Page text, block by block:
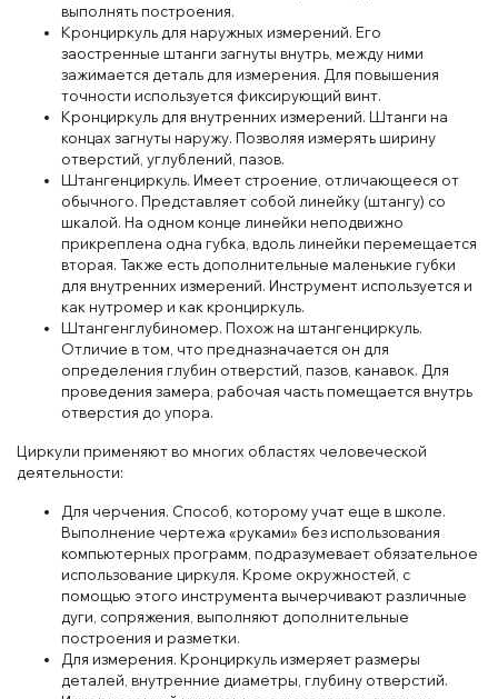
выполнять построения.
Кронциркуль для наружных измерений. Его
заостренные штанги загнуты внутрь, между ними
зажимается деталь для измерения. Для повышения
точности используется фиксирующий винт.
Кронциркуль для внутренних измерений. Штанги на
концах загнуты наружу. Позволяя измерять ширину
отверстий, углублений, пазов.
Штангенциркуль. Имеет строение, отличающееся от
обычного. Представляет собой линейку (штангу) со
шкалой. На одном конце линейки неподвижно
прикреплена одна губка, вдоль линейки перемещается
вторая. Также есть дополнительные маленькие губки
для внутренних измерений. Инструмент используется и
как нутромер и как кронциркуль.
Штангенглубиномер. Похож на штангенциркуль.
Отличие в том, что предназначается он для
определения глубин отверстий, пазов, канавок. Для
проведения замера, рабочая часть помещается внутрь
отверстия до упора.
Циркули применяют во многих областях человеческой
деятельности:
Для черчения. Способ, которому учат еще в школе.
Выполнение чертежа «руками» без использования
компьютерных программ, подразумевает обязательное
использование циркуля. Кроме окружностей, с
помощью этого инструмента вычерчивают различные
дуги, сопряжения, выполняют дополнительные
построения и разметки.
Для измерения. Кронциркуль измеряет размеры
деталей, внутренние диаметры, глубину отверстий.